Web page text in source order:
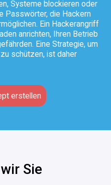
Systeme blockieren oder
Passwörter, die Hackern
Ein Hackerangriff
anrichten, Ihren Betrieb
Eine Strategie, um
schützen, ist daher
erstellen
wir Sie